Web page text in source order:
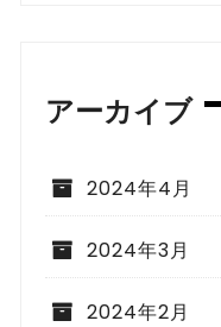
アーカイブ
2024年4月
2024年3月
2024年2月